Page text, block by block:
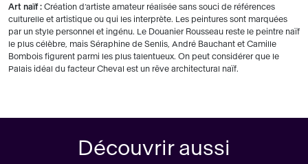
Art naïf : Création d’artiste amateur réalisée sans souci de références
culturelle et artistique ou qui les interprète. Les peintures sont marquées
par un style personnel et ingénu. Le Douanier Rousseau reste le peintre naïf
le plus célèbre, mais Séraphine de Senlis, André Bauchant et Camille
Bombois figurent parmi les plus talentueux. On peut considérer que le
Palais idéal du facteur Cheval est un rêve architectural naïf.
Découvrir aussi